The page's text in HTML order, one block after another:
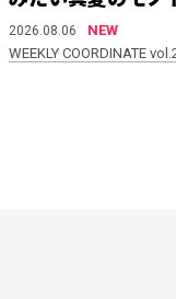
2026.08.06
NEW
WEEKLY COORDINATE